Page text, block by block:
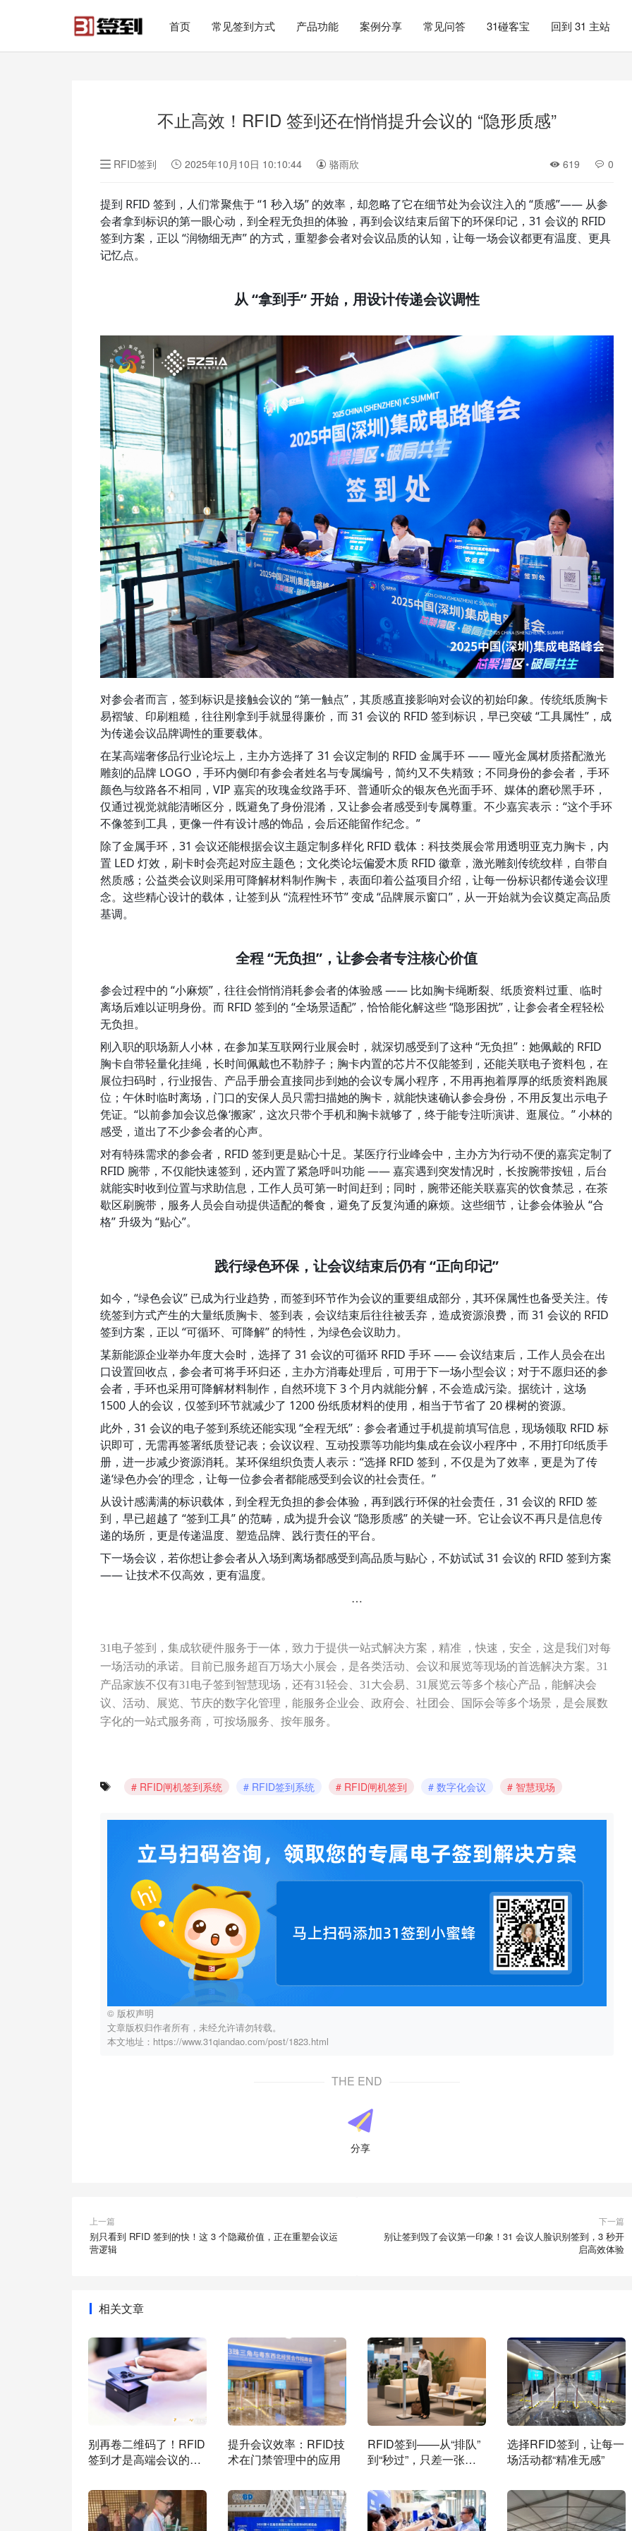
首页 常见签到方式 产品功能 案例分享 常见问答 31碰客宝 回到 31 主站
不止高效！RFID 签到还在悄悄提升会议的 “隐形质感”
RFID签到 2025年10月10日 10:10:44 骆雨欣 619 0
提到 RFID 签到，人们常聚焦于 “1 秒入场” 的效率，却忽略了它在细节处为会议注入的 “质感”—— 从参
会者拿到标识的第一眼心动，到全程无负担的体验，再到会议结束后留下的环保印记，31 会议的 RFID
签到方案，正以 “润物细无声” 的方式，重塑参会者对会议品质的认知，让每一场会议都更有温度、更具
记忆点。
从 “拿到手” 开始，用设计传递会议调性
对参会者而言，签到标识是接触会议的 “第一触点”，其质感直接影响对会议的初始印象。传统纸质胸卡
易褶皱、印刷粗糙，往往刚拿到手就显得廉价，而 31 会议的 RFID 签到标识，早已突破 “工具属性”，成
为传递会议品牌调性的重要载体。
在某高端奢侈品行业论坛上，主办方选择了 31 会议定制的 RFID 金属手环 —— 哑光金属材质搭配激光
雕刻的品牌 LOGO，手环内侧印有参会者姓名与专属编号，简约又不失精致；不同身份的参会者，手环
颜色与纹路各不相同，VIP 嘉宾的玫瑰金纹路手环、普通听众的银灰色光面手环、媒体的磨砂黑手环，
仅通过视觉就能清晰区分，既避免了身份混淆，又让参会者感受到专属尊重。不少嘉宾表示：“这个手环
不像签到工具，更像一件有设计感的饰品，会后还能留作纪念。”
除了金属手环，31 会议还能根据会议主题定制多样化 RFID 载体：科技类展会常用透明亚克力胸卡，内
置 LED 灯效，刷卡时会亮起对应主题色；文化类论坛偏爱木质 RFID 徽章，激光雕刻传统纹样，自带自
然质感；公益类会议则采用可降解材料制作胸卡，表面印着公益项目介绍，让每一份标识都传递会议理
念。这些精心设计的载体，让签到从 “流程性环节” 变成 “品牌展示窗口”，从一开始就为会议奠定高品质
基调。
全程 “无负担”，让参会者专注核心价值
参会过程中的 “小麻烦”，往往会悄悄消耗参会者的体验感 —— 比如胸卡绳断裂、纸质资料过重、临时
离场后难以证明身份。而 RFID 签到的 “全场景适配”，恰恰能化解这些 “隐形困扰”，让参会者全程轻松
无负担。
刚入职的职场新人小林，在参加某互联网行业展会时，就深切感受到了这种 “无负担”：她佩戴的 RFID
胸卡自带轻量化挂绳，长时间佩戴也不勒脖子；胸卡内置的芯片不仅能签到，还能关联电子资料包，在
展位扫码时，行业报告、产品手册会直接同步到她的会议专属小程序，不用再抱着厚厚的纸质资料跑展
位；午休时临时离场，门口的安保人员只需扫描她的胸卡，就能快速确认参会身份，不用反复出示电子
凭证。“以前参加会议总像‘搬家’，这次只带个手机和胸卡就够了，终于能专注听演讲、逛展位。” 小林的
感受，道出了不少参会者的心声。
对有特殊需求的参会者，RFID 签到更是贴心十足。某医疗行业峰会中，主办方为行动不便的嘉宾定制了
RFID 腕带，不仅能快速签到，还内置了紧急呼叫功能 —— 嘉宾遇到突发情况时，长按腕带按钮，后台
就能实时收到位置与求助信息，工作人员可第一时间赶到；同时，腕带还能关联嘉宾的饮食禁忌，在茶
歇区刷腕带，服务人员会自动提供适配的餐食，避免了反复沟通的麻烦。这些细节，让参会体验从 “合
格” 升级为 “贴心”。
践行绿色环保，让会议结束后仍有 “正向印记”
如今，“绿色会议” 已成为行业趋势，而签到环节作为会议的重要组成部分，其环保属性也备受关注。传
统签到方式产生的大量纸质胸卡、签到表，会议结束后往往被丢弃，造成资源浪费，而 31 会议的 RFID
签到方案，正以 “可循环、可降解” 的特性，为绿色会议助力。
某新能源企业举办年度大会时，选择了 31 会议的可循环 RFID 手环 —— 会议结束后，工作人员会在出
口设置回收点，参会者可将手环归还，主办方消毒处理后，可用于下一场小型会议；对于不愿归还的参
会者，手环也采用可降解材料制作，自然环境下 3 个月内就能分解，不会造成污染。据统计，这场
1500 人的会议，仅签到环节就减少了 1200 份纸质材料的使用，相当于节省了 20 棵树的资源。
此外，31 会议的电子签到系统还能实现 “全程无纸”：参会者通过手机提前填写信息，现场领取 RFID 标
识即可，无需再签署纸质登记表；会议议程、互动投票等功能均集成在会议小程序中，不用打印纸质手
册，进一步减少资源消耗。某环保组织负责人表示：“选择 RFID 签到，不仅是为了效率，更是为了传
递‘绿色办会’的理念，让每一位参会者都能感受到会议的社会责任。”
从设计感满满的标识载体，到全程无负担的参会体验，再到践行环保的社会责任，31 会议的 RFID 签
到，早已超越了 “签到工具” 的范畴，成为提升会议 “隐形质感” 的关键一环。它让会议不再只是信息传
递的场所，更是传递温度、塑造品牌、践行责任的平台。
下一场会议，若你想让参会者从入场到离场都感受到高品质与贴心，不妨试试 31 会议的 RFID 签到方案
—— 让技术不仅高效，更有温度。
…
31电子签到，集成软硬件服务于一体，致力于提供一站式解决方案，精准 ，快速，安全，这是我们对每
一场活动的承诺。目前已服务超百万场大小展会，是各类活动、会议和展览等现场的首选解决方案。31
产品家族不仅有31电子签到智慧现场，还有31轻会、31大会易、31展览云等多个核心产品，能解决会
议、活动、展览、节庆的数字化管理，能服务企业会、政府会、社团会、国际会等多个场景，是会展数
字化的一站式服务商，可按场服务、按年服务。
RFID闸机签到系统 RFID签到系统 RFID闸机签到 数字化会议 智慧现场
© 版权声明
文章版权归作者所有，未经允许请勿转载。
本文地址：https://www.31qiandao.com/post/1823.html
THE END
分享
上一篇
别只看到 RFID 签到的快！这 3 个隐藏价值，正在重塑会议运
营逻辑
下一篇
别让签到毁了会议第一印象！31 会议人脸识别签到，3 秒开
启高效体验
相关文章
别再卷二维码了！RFID
签到才是高端会议的
提升会议效率：RFID技
术在门禁管理中的应用
RFID签到——从“排队”
到“秒过”，只差一张芯
选择RFID签到，让每一
场活动都“精准无感”